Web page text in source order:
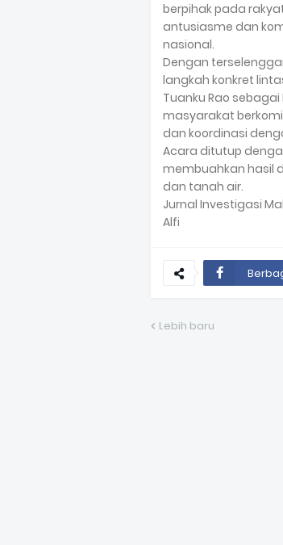
berpihak pada
antusiasme dan
nasional.
Dengan
langkah konkret
Tuanku Rao
masyarakat
dan koordinasi
Acara ditutup
membuahkan hasil
dan tanah air.
Jurnal Investigasi
Alfi
Lebih baru